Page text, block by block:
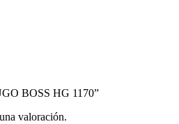
BOSS HG 1170”
valoración.